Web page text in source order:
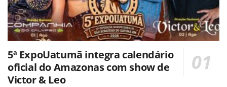
5ª ExpoUatumã integra calendário
oficial do Amazonas com show de
Victor & Leo